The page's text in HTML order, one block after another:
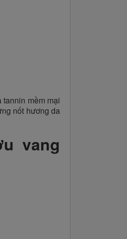
mềm mại
nốt hương da
vang